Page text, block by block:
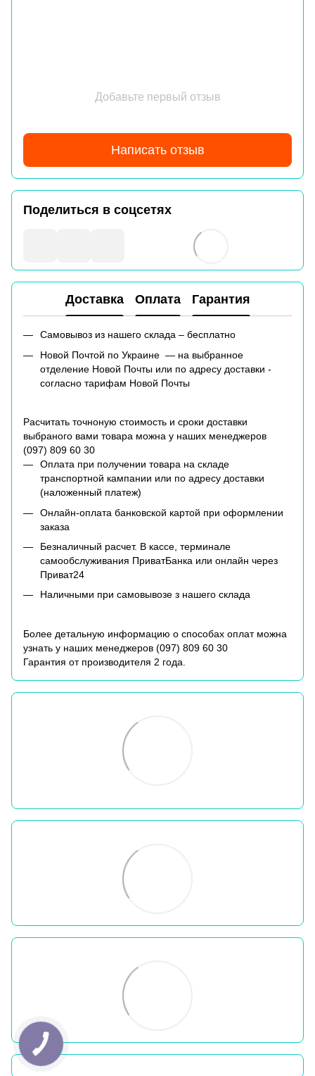
Добавьте первый отзыв
Написать отзыв
Поделиться в соцсетях
Доставка Оплата Гарантия
Самовывоз из нашего склада – бесплатно
Новой Почтой по Украине — на выбранное
отделение Новой Почты или по адресу доставки -
согласно тарифам Новой Почты
Расчитать точноную стоимость и сроки доставки
выбраного вами товара можна у наших менеджеров
(097) 809 60 30
Оплата при получении товара на складе
транспортной кампании или по адресу доставки
(наложенный платеж)
Онлайн-оплата банковской картой при оформлении
заказа
Безналичный расчет. В кассе, терминале
самообслуживания ПриватБанка или онлайн через
Приват24
Наличными при самовывозе з нашего склада
Более детальную информацию о способах оплат можна
узнать у наших менеджеров (097) 809 60 30
Гарантия от производителя 2 года.